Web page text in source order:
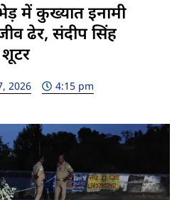
में कुख्यात इनामी
ढेर, संदीप सिंह
2026
4:15 pm